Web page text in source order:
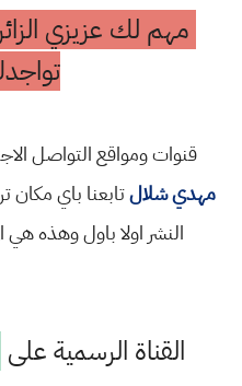
مهم لك عزيزي
قنوات ومواقع التواصل
مهدي شلالتابعنا باي مكان
النشر اولا باول وهذه هي
القناة الرسمية على